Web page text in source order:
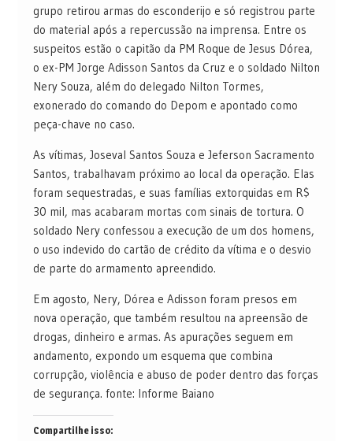
grupo retirou armas do esconderijo e só registrou parte
do material após a repercussão na imprensa. Entre os
suspeitos estão o capitão da PM Roque de Jesus Dórea,
o ex-PM Jorge Adisson Santos da Cruz e o soldado Nilton
Nery Souza, além do delegado Nilton Tormes,
exonerado do comando do Depom e apontado como
peça-chave no caso.
As vítimas, Joseval Santos Souza e Jeferson Sacramento
Santos, trabalhavam próximo ao local da operação. Elas
foram sequestradas, e suas famílias extorquidas em R$
30 mil, mas acabaram mortas com sinais de tortura. O
soldado Nery confessou a execução de um dos homens,
o uso indevido do cartão de crédito da vítima e o desvio
de parte do armamento apreendido.
Em agosto, Nery, Dórea e Adisson foram presos em
nova operação, que também resultou na apreensão de
drogas, dinheiro e armas. As apurações seguem em
andamento, expondo um esquema que combina
corrupção, violência e abuso de poder dentro das forças
de segurança. fonte: Informe Baiano
Compartilhe isso: